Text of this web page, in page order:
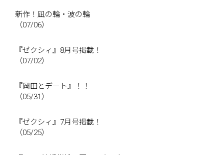
新作！凪の輪・波の輪
（07/06）
『ゼクシィ』8月号掲載！
（07/02）
『岡田とデート』！！
（05/31）
『ゼクシィ』7月号掲載！
（05/25）